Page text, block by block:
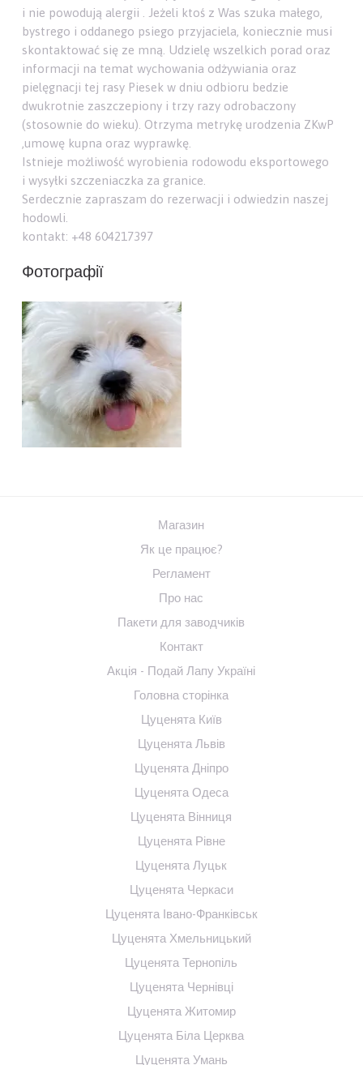
i nie powodują alergii . Jeżeli ktoś z Was szuka małego,
bystrego i oddanego psiego przyjaciela, koniecznie musi
skontaktować się ze mną. Udzielę wszelkich porad oraz
informacji na temat wychowania odżywiania oraz
pielęgnacji tej rasy Piesek w dniu odbioru bedzie
dwukrotnie zaszczepiony i trzy razy odrobaczony
(stosownie do wieku). Otrzyma metrykę urodzenia ZKwP
,umowę kupna oraz wyprawkę.
Istnieje możliwość wyrobienia rodowodu eksportowego
i wysyłki szczeniaczka za granice.
Serdecznie zapraszam do rezerwacji i odwiedzin naszej
hodowli.
kontakt: +48 604217397
Фотографії
Магазин
Як це працює?
Регламент
Про нас
Пакети для заводчиків
Контакт
Акція - Подай Лапу Україні
Головна сторінка
Цуценята Київ
Цуценята Львів
Цуценята Дніпро
Цуценята Одеса
Цуценята Вінниця
Цуценята Рівне
Цуценята Луцьк
Цуценята Черкаси
Цуценята Івано-Франківськ
Цуценята Хмельницький
Цуценята Тернопіль
Цуценята Чернівці
Цуценята Житомир
Цуценята Біла Церква
Цуценята Умань